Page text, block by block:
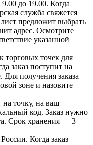
9.00 до 19.00. Когда
служба свяжется
предложит выбрать
адрес. Осмотрите
указанной
торговых точек для
заказ поступит на
получения заказа
зоне и назовите
на точку, на ваш
код. Заказ нужно
Срок хранения — 3
Когда заказ